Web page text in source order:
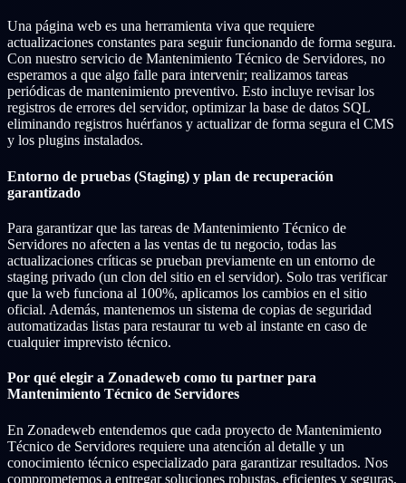
Una página web es una herramienta viva que requiere
actualizaciones constantes para seguir funcionando de forma segura.
Con nuestro servicio de Mantenimiento Técnico de Servidores, no
esperamos a que algo falle para intervenir; realizamos tareas
periódicas de mantenimiento preventivo. Esto incluye revisar los
registros de errores del servidor, optimizar la base de datos SQL
eliminando registros huérfanos y actualizar de forma segura el CMS
y los plugins instalados.
Entorno de pruebas (Staging) y plan de recuperación
garantizado
Para garantizar que las tareas de Mantenimiento Técnico de
Servidores no afecten a las ventas de tu negocio, todas las
actualizaciones críticas se prueban previamente en un entorno de
staging privado (un clon del sitio en el servidor). Solo tras verificar
que la web funciona al 100%, aplicamos los cambios en el sitio
oficial. Además, mantenemos un sistema de copias de seguridad
automatizadas listas para restaurar tu web al instante en caso de
cualquier imprevisto técnico.
Por qué elegir a Zonadeweb como tu partner para
Mantenimiento Técnico de Servidores
En Zonadeweb entendemos que cada proyecto de Mantenimiento
Técnico de Servidores requiere una atención al detalle y un
conocimiento técnico especializado para garantizar resultados. Nos
comprometemos a entregar soluciones robustas, eficientes y seguras,